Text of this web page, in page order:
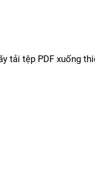
tải tệp PDF xuống